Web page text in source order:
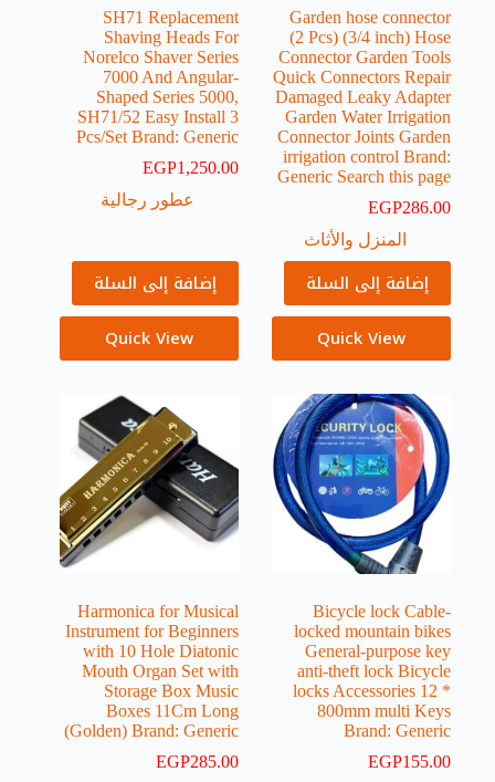
Garden hose connector
(2 Pcs) (3/4 inch) Hose
Connector Garden Tools
Quick Connectors Repair
Damaged Leaky Adapter
Garden Water Irrigation
Connector Joints Garden
irrigation control Brand:
Generic Search this page
EGP286.00
المنزل والأثاث
إضافة إلى السلة
Quick View
SH71 Replacement
Shaving Heads For
Norelco Shaver Series
7000 And Angular-
Shaped Series 5000,
SH71/52 Easy Install 3
Pcs/Set Brand: Generic
EGP1,250.00
عطور رجالية
إضافة إلى السلة
Quick View
Bicycle lock Cable-
locked mountain bikes
General-purpose key
anti-theft lock Bicycle
locks Accessories 12 *
800mm multi Keys
Brand: Generic
EGP155.00
Harmonica for Musical
Instrument for Beginners
with 10 Hole Diatonic
Mouth Organ Set with
Storage Box Music
Boxes 11Cm Long
(Golden) Brand: Generic
EGP285.00